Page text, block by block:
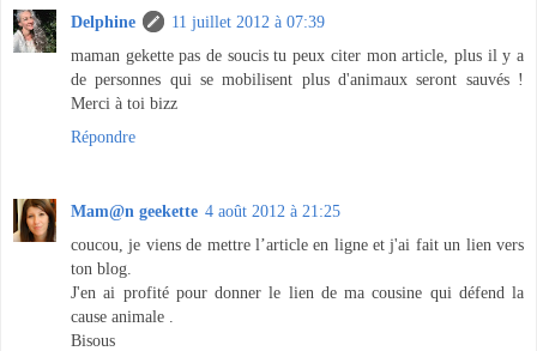
Delphine
11 juillet 2012 à 07:39
maman gekette pas de soucis tu peux citer mon article, plus il y a
de personnes qui se mobilisent plus d'animaux seront sauvés !
Merci à toi bizz
Répondre
Mam@n geekette 4 août 2012 à 21:25
coucou, je viens de mettre l’article en ligne et j'ai fait un lien vers
ton blog.
J'en ai profité pour donner le lien de ma cousine qui défend la
cause animale .
Bisous